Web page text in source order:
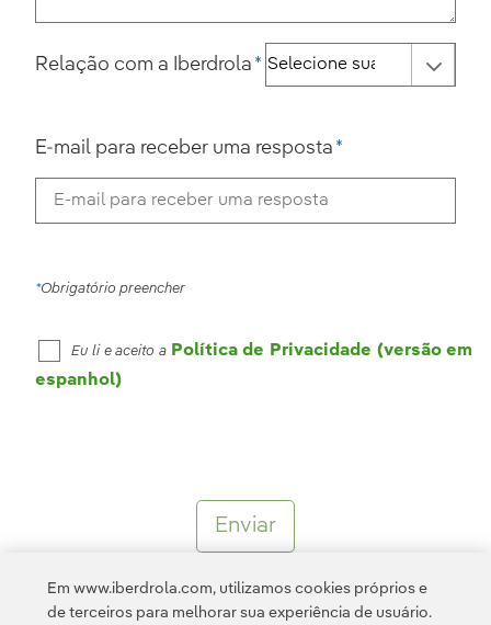
Relação com a Iberdrola
E-mail para receber uma resposta
Obrigatório preencher
Eu li e aceito a Política de Privacidade (versão em
espanhol)
Em www.iberdrola.com, utilizamos cookies próprios e
de terceiros para melhorar sua experiência de usuário.